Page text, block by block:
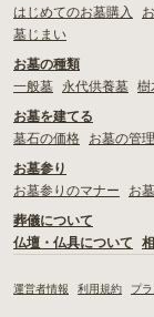
はじめてのお墓購入
墓じまい
お墓の種類
一般墓
永代供養墓 樹
お墓を建てる
墓石の価格
お墓の管
お墓参り
お墓参りのマナー
お
葬儀について
仏壇・仏具について
運営者情報 利用規約 プ